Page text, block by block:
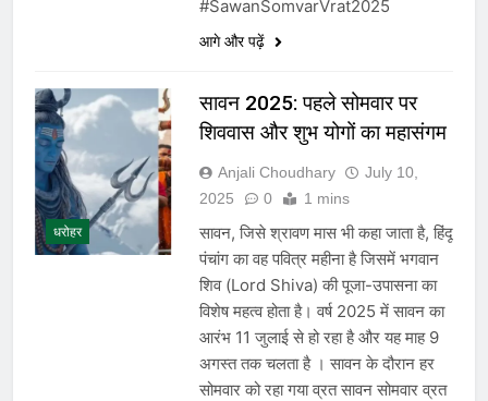
#SawanSomvarVrat2025
आगे और पढ़ें
धरोहर
सावन 2025: पहले सोमवार पर
शिववास और शुभ योगों का महासंगम
Anjali Choudhary
July 10,
2025
0 1 mins
सावन, जिसे श्रावण मास भी कहा जाता है, हिंदू
पंचांग का वह पवित्र महीना है जिसमें भगवान
शिव (Lord Shiva) की पूजा-उपासना का
विशेष महत्व होता है। वर्ष 2025 में सावन का
आरंभ 11 जुलाई से हो रहा है और यह माह 9
अगस्त तक चलता है । सावन के दौरान हर
सोमवार को रहा गया व्रत सावन सोमवार व्रत